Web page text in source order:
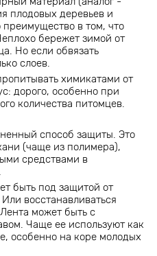
плодовых деревьев и
преимущество в том, что
бережет зимой от
Но если обвязать
слоев.
химикатами от
дорого, особенно при
количества питомцев.
способ защиты. Это
(чаще из полимера),
средствами в
быть под защитой от
восстанавливаться
может быть с
Чаще ее используют как
особенно на коре молодых